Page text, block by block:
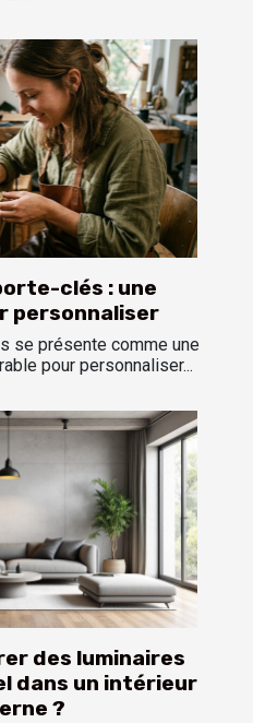
clés : une
personnaliser
se présente comme une
pour personnaliser...
des luminaires
dans un intérieur
?